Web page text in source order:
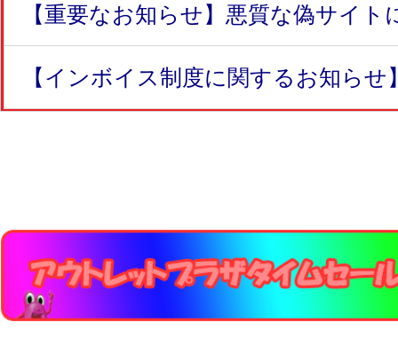
【重要なお知らせ】悪質な偽サイト
【インボイス制度に関するお知らせ